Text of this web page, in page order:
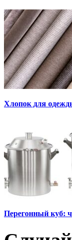
Хлопок для
Перегонный куб: